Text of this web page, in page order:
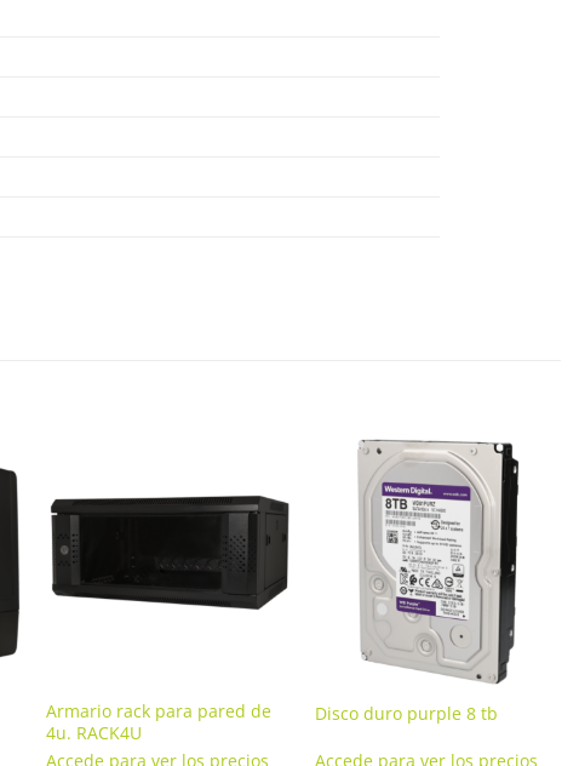
Armario rack para pared de
4u. RACK4U
Accede para ver los precios
Disco duro purple 8 tb
Accede para ver los precios